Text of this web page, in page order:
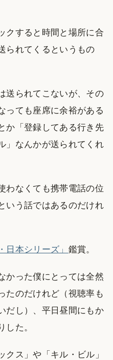
クすると時間と場所に合
られてくるというもの
送られてこないが、その
っても座席に余裕がある
か「登録してある行き先
」なんかが送られてくれ
わなくても携帯電話の位
いう話ではあるのだけれ
日本シリーズ」 鑑賞。
かった僕にとっては全然
たのだけれど（視聴率も
だし）、平日昼間にもか
した。
クス」や「キル・ビル」